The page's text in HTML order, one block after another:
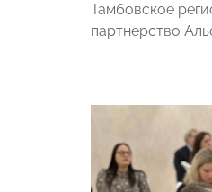
Тамбовское
партнерство